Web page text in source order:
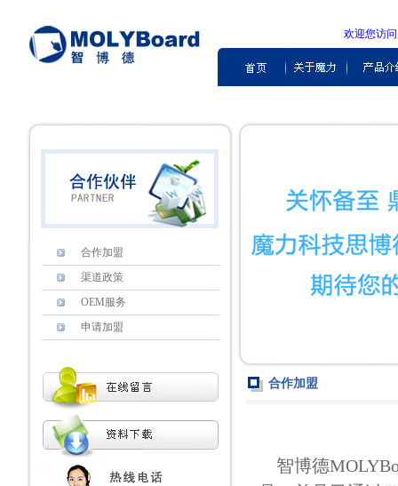
欢迎您
合作加盟
渠道政策
OEM服务
申请加盟
合作加盟
智博德